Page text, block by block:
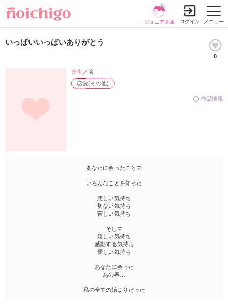
メニュー
ジュニア文庫 ログイン
いっぱいいっぱいありがとう
0
作品情報
恋愛(その他)
蒼生 ／著
あなたに会ったことで
いろんなことを知った
悲しい気持ち
切ない気持ち
苦しい気持ち
そして
嬉しい気持ち
感動する気持ち
優しい気持ち
あなたに会った
あの春…
私の全ての始まりだった